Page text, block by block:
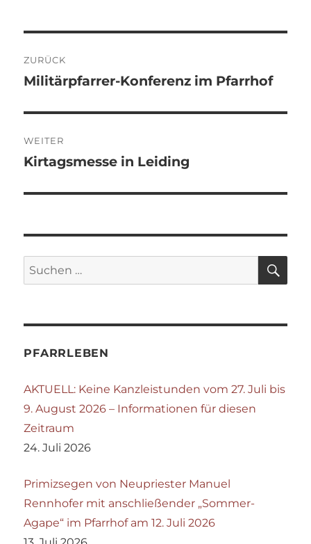
ZURÜCK
Vorheriger
Militärpfarrer-Konferenz im Pfarrhof
WEITER
Nächster
Kirtagsmesse in Leiding
Suchen
nach:
PFARRLEBEN
AKTUELL: Keine Kanzleistunden vom 27. Juli bis
9. August 2026 – Informationen für diesen
Zeitraum
24. Juli 2026
Primizsegen von Neupriester Manuel
Rennhofer mit anschließender „Sommer-
Agape“ im Pfarrhof am 12. Juli 2026